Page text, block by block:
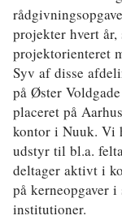
projekter hvert
projektorienteret
Syv af disse
på Øster
placeret på
kontor i Nuuk. Vi
udstyr til bl.a.
deltager aktivt i
på kerneopgaver
institutioner.